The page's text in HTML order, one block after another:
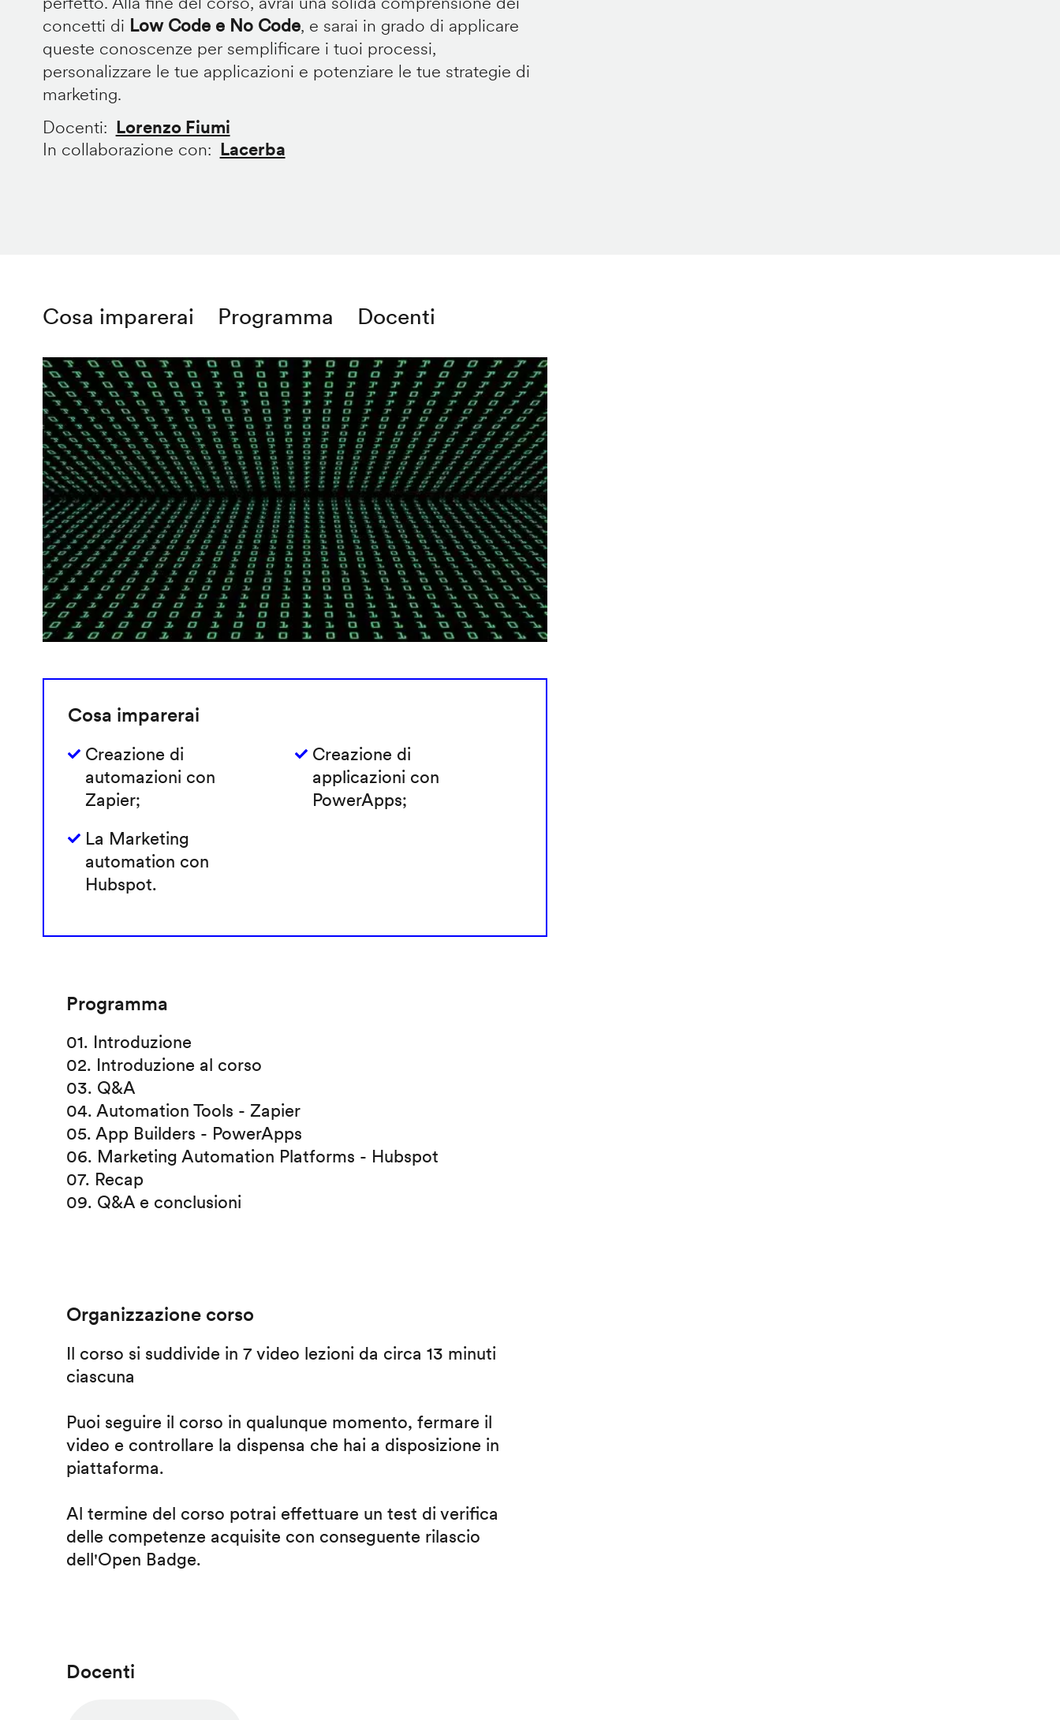
concetti di Low Code e No Code, e sarai in grado di applicare
queste conoscenze per semplificare i tuoi processi,
personalizzare le tue applicazioni e potenziare le tue strategie di
marketing.
Docenti
Lorenzo Fiumi
In collaborazione con
Lacerba
Cosa imparerai Programma Docenti
Cosa imparerai
Creazione di
automazioni con
Zapier;
Creazione di
applicazioni con
PowerApps;
La Marketing
automation con
Hubspot.
Programma
01. Introduzione
02. Introduzione al corso
03. Q&A
04. Automation Tools - Zapier
05. App Builders - PowerApps
06. Marketing Automation Platforms - Hubspot
07. Recap
09. Q&A e conclusioni
Organizzazione corso
Il corso si suddivide in 7 video lezioni da circa 13 minuti
ciascuna
Puoi seguire il corso in qualunque momento, fermare il
video e controllare la dispensa che hai a disposizione in
piattaforma.
Al termine del corso potrai effettuare un test di verifica
delle competenze acquisite con conseguente rilascio
dell'Open Badge.
Docenti